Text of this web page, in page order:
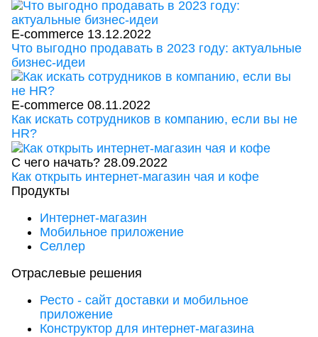
E-commerce 13.12.2022
Что выгодно продавать в 2023 году: актуальные
бизнес-идеи
E-commerce 08.11.2022
Как искать сотрудников в компанию, если вы не
HR?
С чего начать? 28.09.2022
Как открыть интернет-магазин чая и кофе
Продукты
Интернет-магазин
Мобильное приложение
Селлер
Отраслевые решения
Ресто - сайт доставки и мобильное
приложение
Конструктор для интернет-магазина